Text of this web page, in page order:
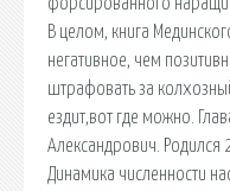
В целом, книга
негативное, чем
штрафовать за
ездит,вот где можно.
Александрович. Родился
Динамика численности